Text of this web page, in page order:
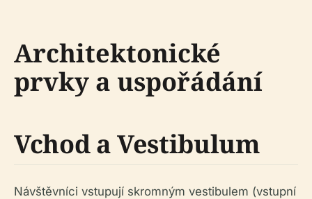
Architektonické
prvky a uspořádání
Vchod a Vestibulum
Návštěvníci vstupují skromným vestibulem (vstupní